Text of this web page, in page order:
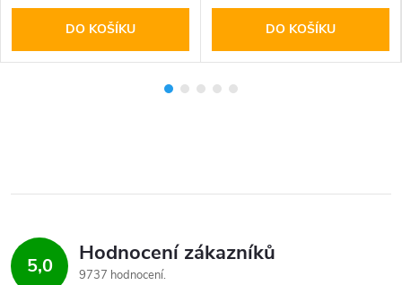
DO KOŠÍKU DO KOŠÍKU
5,0 Hodnocení zákazníků
9737 hodnocení